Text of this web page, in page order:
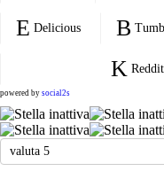
Delicious
Reddit
powered by social2s
Valuta